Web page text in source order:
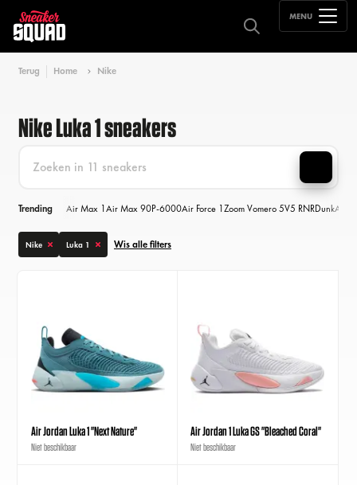
MENU
Terug Home Nike
Nike Luka 1 sneakers
Trending Air Max 1Air Max 90P-6000Air Force 1Zoom Vomero 5V5 RNRDunkAir
Nike Luka 1 Wis alle filters
Air Jordan Luka 1 "Next Nature"
Niet beschikbaar
Air Jordan 1 Luka GS "Bleached Coral"
Niet beschikbaar